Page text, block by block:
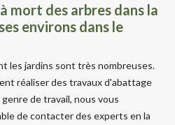
mort des arbres dans la
environs dans le
les jardins sont très nombreuses.
réaliser des travaux d'abattage
de travail, nous vous
de contacter des experts en la